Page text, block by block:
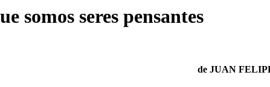
somos seres pensantes
de JUAN